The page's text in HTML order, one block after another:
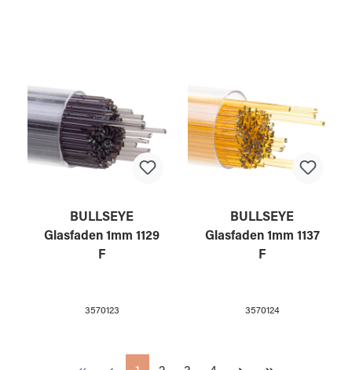
BULLSEYE
Glasfaden 1mm 1129
F
3570123
BULLSEYE
Glasfaden 1mm 1137
F
3570124